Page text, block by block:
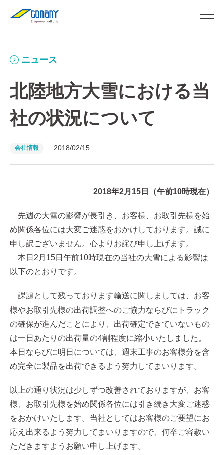
ニュース
北陸地方大雪における当
社の状況について
会社情報 2018/02/15
2018年2月15日（午前10時現在）
先週の大雪の影響が長引き、お客様、お取引先様を始
め関係各位には大変ご迷惑をおかけしております。誠に
申し訳ございません。心よりお詫び申し上げます。
本日2月15日午前10時現在の当社の大雪による影響は
以下のとおりです。
課題として残っております輸送に関しましては、お客
様やお取引先様の出荷調整へのご協力ならびにトラック
の確保が進んだことにより、出荷確定できていないもの
は一日あたりの出荷量の4割程度に縮小いたしました。
本日ならびに明日については、週末工事のお客様分を含
め完全に製品を出荷できるよう努力してまいります。
以上の通り状況は少しずつ改善されておりますが、お客
様、お取引先様を始め関係各位には引き続き大変ご迷惑
をおかけいたします。当社としてはお客様のご要望にお
応え出来るよう努力してまいりますので、何卒ご容赦い
ただきますようお願い申し上げます。